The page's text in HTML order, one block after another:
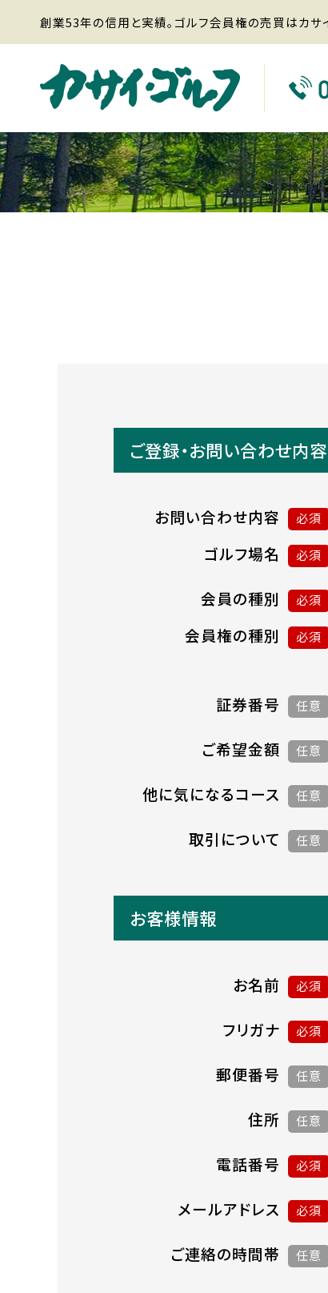
創業53年の信用と実績。ゴルフ会員権の売買はカサ
ご登録・お問い合わせ内容
お問い合わせ内容 必須
ゴルフ場名 必須
会員の種別 必須
会員権の種別 必須
証券番号 任意
ご希望金額 任意
他に気になるコース 任意
取引について 任意
お客様情報
お名前 必須
フリガナ 必須
郵便番号 任意
住所 任意
電話番号 必須
メールアドレス 必須
ご連絡の時間帯 任意